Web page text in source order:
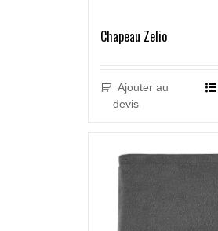
Chapeau Zelio
Ajouter au
devis